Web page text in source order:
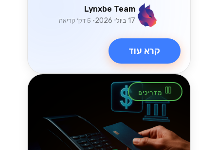
Lynxbe Team
17 ביולי 2026 • 5 דק׳ קריאה
קרא עוד
מדריכים